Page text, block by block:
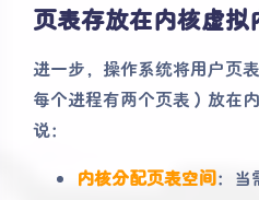
页表存放在内核虚拟
进一步，操作系统将用户页
每个进程有两个页表）放在
说：
内核分配页表空间：当